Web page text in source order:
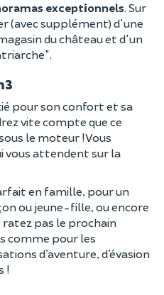
exceptionnels. Sur
(avec supplément) d'une
du château et d'un
pour son confort et sa
vite compte que ce
le moteur ! Vous
vous attendent sur la
en famille, pour un
ou jeune-fille, ou encore
ratez pas le prochain
comme pour les
d’aventure, d’évasion
!